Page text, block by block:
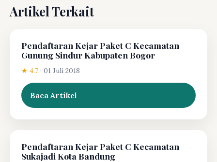
Artikel Terkait
Pendaftaran Kejar Paket C Kecamatan
Gunung Sindur Kabupaten Bogor
★ 4.7 · 01 Juli 2018
Baca Artikel
Pendaftaran Kejar Paket C Kecamatan
Sukajadi Kota Bandung